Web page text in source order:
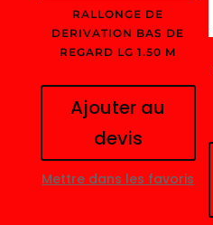
RALLONGE DE
DERIVATION BAS DE
REGARD LG 1.50 M
Ajouter au
devis
Mettre dans les favoris